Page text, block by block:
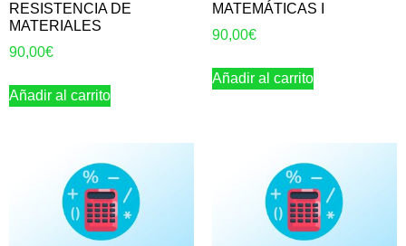
RESISTENCIA DE
MATERIALES
90,00€
Añadir al carrito
MATEMÁTICAS I
90,00€
Añadir al carrito